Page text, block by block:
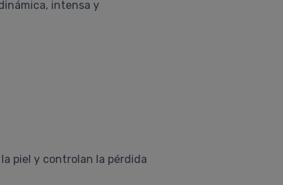
intensa y
piel y controlan la pérdida